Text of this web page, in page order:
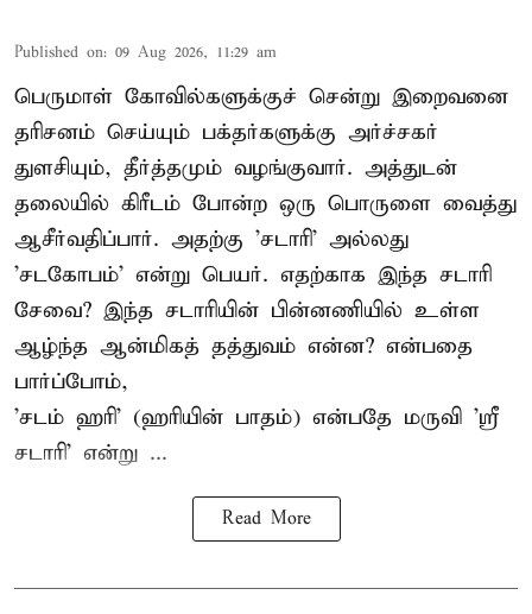
Published on: 09 Aug 2026, 11:29 am
பெருமாள் கோவில்களுக்குச் சென்று இறைவனை
தரிசனம் செய்யும் பக்தர்களுக்கு அர்ச்சகர்
துளசியும், தீர்த்தமும் வழங்குவார். அத்துடன்
தலையில் கிரீடம் போன்ற ஒரு பொருளை வைத்து
ஆசீர்வதிப்பார். அதற்கு 'சடாரி' அல்லது
'சடகோபம்' என்று பெயர். எதற்காக இந்த சடாரி
சேவை? இந்த சடாரியின் பின்னணியில் உள்ள
ஆழ்ந்த ஆன்மிகத் தத்துவம் என்ன? என்பதை
பார்ப்போம்,
'சடம் ஹரி' (ஹரியின் பாதம்) என்பதே மருவி 'ஸ்ரீ
சடாரி' என்று ...
Read More